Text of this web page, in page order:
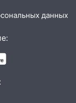
на
данных